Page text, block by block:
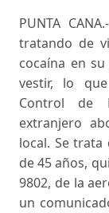
PUNTA
tratando de
cocaína en
vestir, lo
Control de
extranjero
local. Se trata
de 45 años,
9802, de la
un